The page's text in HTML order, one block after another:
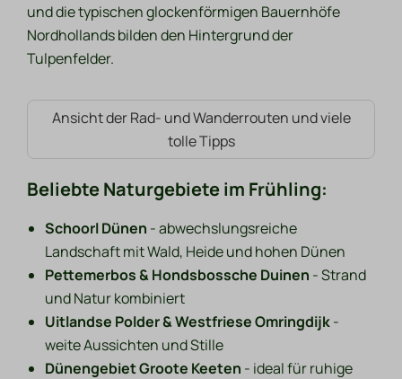
und die typischen glockenförmigen Bauernhöfe
Nordhollands bilden den Hintergrund der
Tulpenfelder.
Ansicht der Rad- und Wanderrouten und viele
tolle Tipps
Beliebte Naturgebiete im Frühling:
Schoorl Dünen - abwechslungsreiche
Landschaft mit Wald, Heide und hohen Dünen
Pettemerbos & Hondsbossche Duinen - Strand
und Natur kombiniert
Uitlandse Polder & Westfriese Omringdijk-
weite Aussichten und Stille
Dünengebiet Groote Keeten - ideal für ruhige